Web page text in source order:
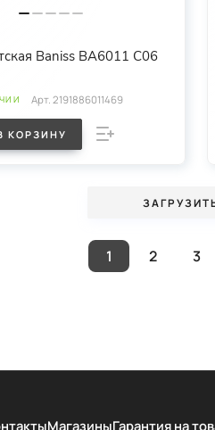
Baniss BA6011 C06
Арт.2191886011469
КОРЗИНУ
1 2 3
МагазиныГарантия на